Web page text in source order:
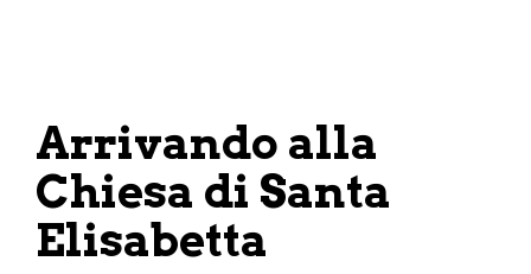
Arrivando alla
Chiesa di Santa
Elisabetta